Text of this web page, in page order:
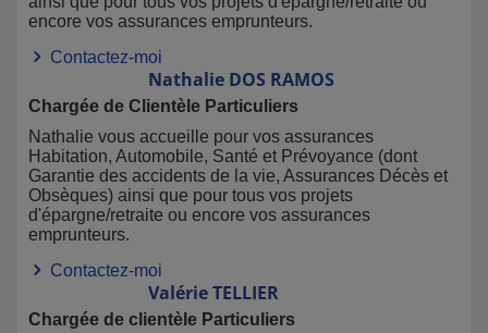
encore vos assurances emprunteurs.
Contactez-moi
Nathalie DOS RAMOS
Chargée de Clientèle Particuliers
Nathalie vous accueille pour vos assurances
Habitation, Automobile, Santé et Prévoyance (dont
Garantie des accidents de la vie, Assurances Décès et
Obsèques) ainsi que pour tous vos projets
d'épargne/retraite ou encore vos assurances
emprunteurs.
Contactez-moi
ValérieTELLIER
Chargée de clientèle Particuliers